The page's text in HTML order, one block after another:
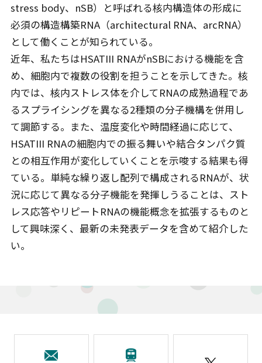
stress body、nSB）と呼ばれる核内構造体の形成に
必須の構造構築RNA（architectural RNA、arcRNA）
として働くことが知られている。
近年、私たちはHSATIII RNAがnSBにおける機能を含
め、細胞内で複数の役割を担うことを示してきた。核
内では、核内ストレス体を介してRNAの成熟過程であ
るスプライシングを異なる2種類の分子機構を併用し
て調節する。また、温度変化や時間経過に応じて、
HSATIII RNAの細胞内での振る舞いや結合タンパク質
との相互作用が変化していくことを示唆する結果も得
ている。単純な繰り返し配列で構成されるRNAが、状
況に応じて異なる分子機能を発揮しうることは、スト
レス応答やリピートRNAの機能概念を拡張するものと
して興味深く、最新の未発表データを含めて紹介した
い。